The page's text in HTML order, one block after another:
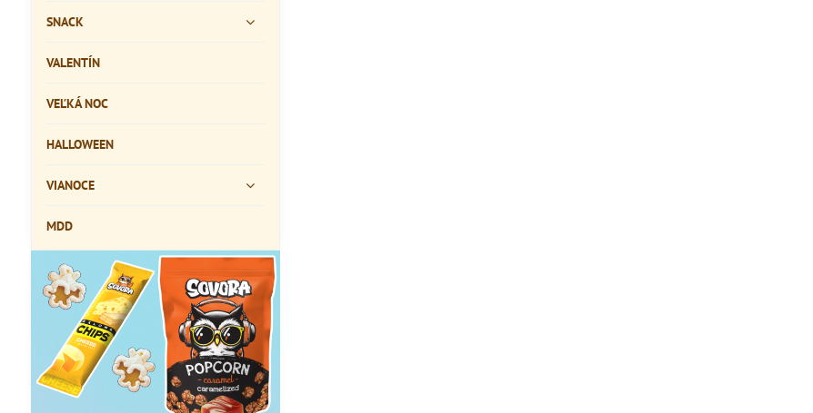
SNACK
VALENTÍN
VEĽKÁ NOC
HALLOWEEN
VIANOCE
MDD